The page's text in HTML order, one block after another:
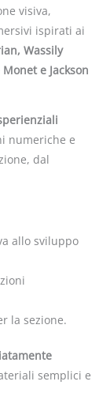
visiva,
ispirati ai
, Wassily
e Jackson
numeriche e
dal
allo sviluppo
la sezione.
semplici e